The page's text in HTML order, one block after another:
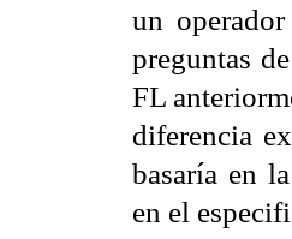
un
preguntas
FL
diferencia
basaría en
en el